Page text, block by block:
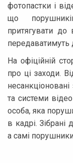
фотопастки і
що
притягувати до
передаватимуть
На офіційній
про ці заходи.
та системи
особа, яка
в кадрі. Зібрані
а самі